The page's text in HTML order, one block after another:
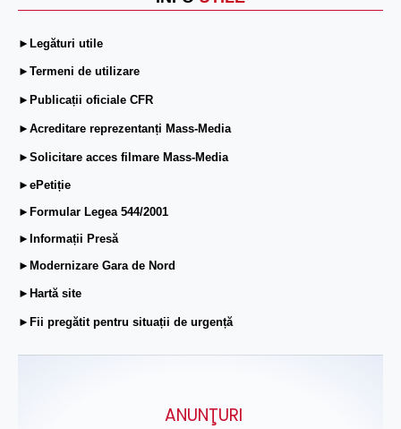
►Legături utile
►Termeni de utilizare
►Publicații oficiale CFR
►Acreditare reprezentanți Mass-Media
►Solicitare acces filmare Mass-Media
►ePetiție
►Formular Legea 544/2001
►Informații Presă
►Modernizare Gara de Nord
►Hartă site
►Fii pregătit pentru situații de urgență
ANUNŢURI